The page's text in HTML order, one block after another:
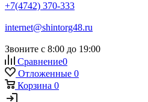
+7(4742) 370-333
internet@shintorg48.ru
Звоните с 8:00 до 19:00
Сравнение0
Отложенные 0
Корзина 0